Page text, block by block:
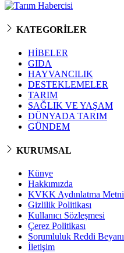
KATEGORİLER
HİBELER
GIDA
HAYVANCILIK
DESTEKLEMELER
TARIM
SAĞLIK VE YAŞAM
DÜNYADA TARIM
GÜNDEM
KURUMSAL
Künye
Hakkımızda
KVKK Aydınlatma Metni
Gizlilik Politikası
Kullanıcı Sözleşmesi
Çerez Politikası
Sorumluluk Reddi Beyanı
İletişim